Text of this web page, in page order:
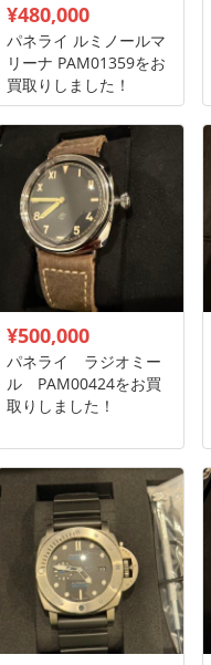
¥480,000
パネライ ルミノールマ
リーナ PAM01359をお
買取りしました！
¥500,000
パネライ ラジオミー
ル PAM00424をお買
取りしました！